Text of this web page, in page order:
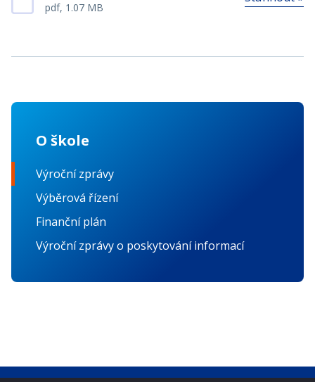
pdf, 1.07 MB
O škole
Výroční zprávy
Výběrová řízení
Finanční plán
Výroční zprávy o poskytování informací